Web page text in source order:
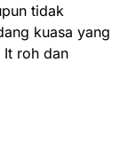
tidak
kuasa yang
It roh dan